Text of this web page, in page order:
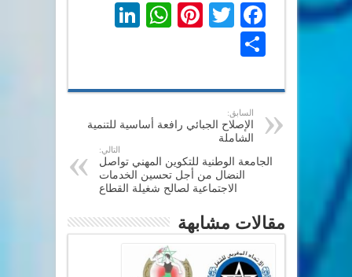
Facebook
Twitter
Pinterest
WhatsApp
السابق:
الإصلاح الجبائي رافعة أساسية للتنمية
الشاملة
التالي:
الجامعة الوطنية للتكوين المهني تواصل
النضال من أجل تحسين الخدمات
الاجتماعية لصالح شغيلة القطاع
مقالات مشابهة